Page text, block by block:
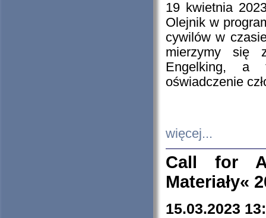
19 kwietnia
Olejnik w
cywilów w
mierzymy się
Engelking, a
oświadczenie
więcej...
Call for
Materiały«
15.03.2023